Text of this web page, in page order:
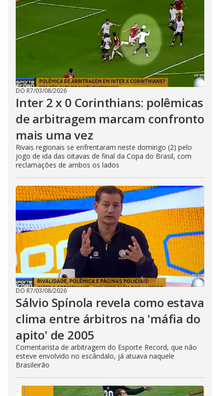
DO R7/03/08/2026
Inter 2 x 0 Corinthians: polêmicas
de arbitragem marcam confronto
mais uma vez
Rivais regionais se enfrentaram neste domingo (2) pelo
jogo de ida das oitavas de final da Copa do Brasil, com
reclamações de ambos os lados
DO R7/03/08/2026
Sálvio Spínola revela como estava
clima entre árbitros na 'máfia do
apito' de 2005
Comentarista de arbitragem do Esporte Record, que não
esteve envolvido no escândalo, já atuava naquele
Brasileirão